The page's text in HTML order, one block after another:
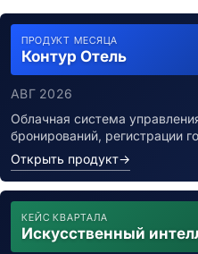
ПРОДУКТ МЕСЯЦА
Контур Отель
АВГ 2026
Облачная система
бронирований, регистрации
Открыть продукт→
КЕЙС КВАРТАЛА
Искусственный